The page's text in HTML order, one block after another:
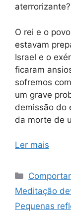
aterrorizante?
O rei e o
estavam
Israel e o
ficaram
sofremos
um grave
demissão do
da morte de
Ler mais
Categorias
Meditação
Pequenas